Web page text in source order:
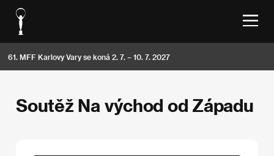
61. MFF Karlovy Vary se koná 2. 7. – 10. 7. 2027
Soutěž Na východ od Západu